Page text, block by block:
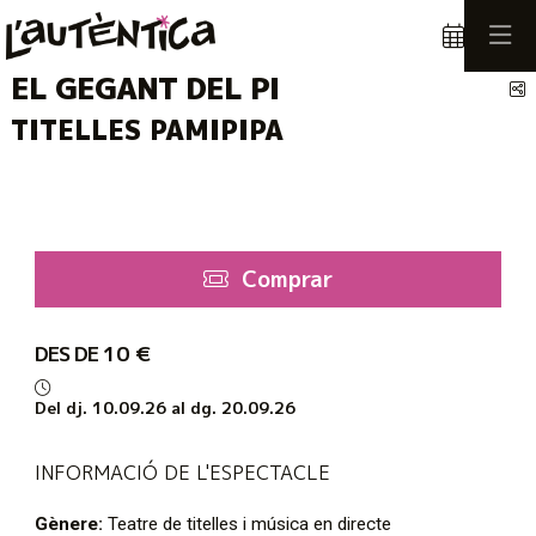
EL GEGANT DEL PI
TITELLES PAMIPIPA
Comprar
DES DE Des de
10 €
Del dj. 10.09.26 al dg. 20.09.26
INFORMACIÓ DE L'ESPECTACLE
Gènere: Teatre de titelles i música en directe